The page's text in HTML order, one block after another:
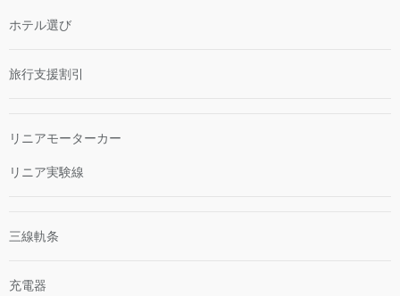
ホテル選び
旅行支援割引
リニアモーターカー
リニア実験線
三線軌条
充電器